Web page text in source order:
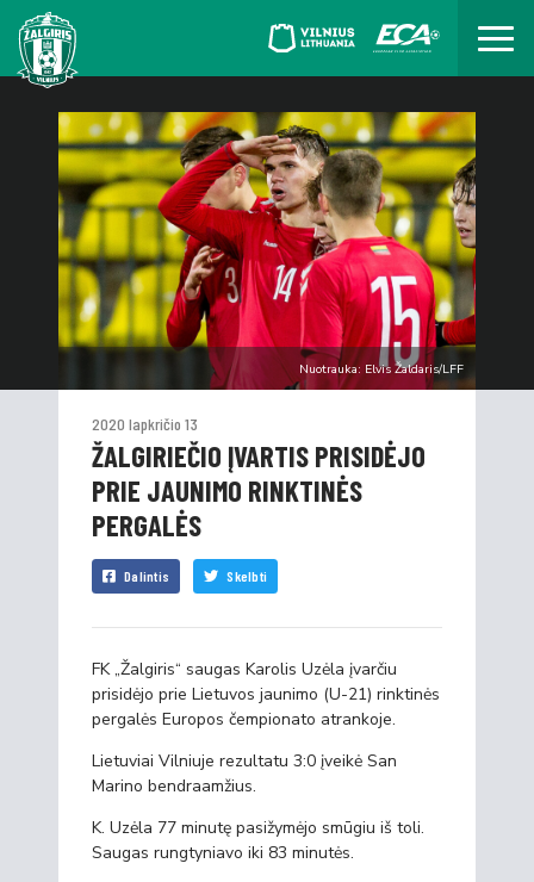
Nuotrauka: Elvis Žaldaris/LFF
2020 lapkričio 13
ŽALGIRIEČIO ĮVARTIS PRISIDĖJO
PRIE JAUNIMO RINKTINĖS
PERGALĖS
Dalintis Skelbti
FK „Žalgiris“ saugas Karolis Uzėla įvarčiu
prisidėjo prie Lietuvos jaunimo (U-21) rinktinės
pergalės Europos čempionato atrankoje.
Lietuviai Vilniuje rezultatu 3:0 įveikė San
Marino bendraamžius.
K. Uzėla 77 minutę pasižymėjo smūgiu iš toli.
Saugas rungtyniavo iki 83 minutės.